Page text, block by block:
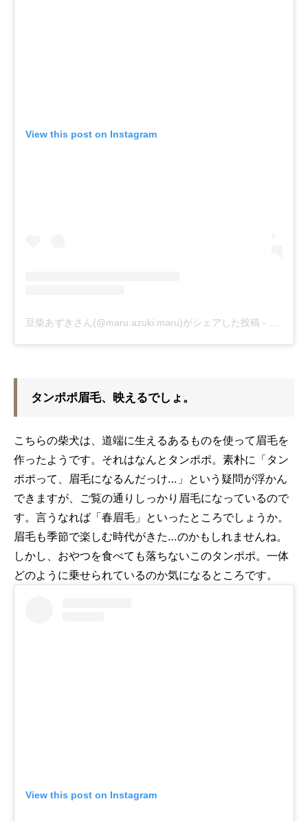
View this post on Instagram
豆柴あずきさん(@maru.azuki.maru)がシェアした投稿 - 2019年
タンポポ眉毛、映えるでしょ。
こちらの柴犬は、道端に生えるあるものを使って眉毛を
作ったようです。それはなんとタンポポ。素朴に「タン
ポポって、眉毛になるんだっけ…」という疑問が浮かん
できますが、ご覧の通りしっかり眉毛になっているので
す。言うなれば「春眉毛」といったところでしょうか。
眉毛も季節で楽しむ時代がきた…のかもしれませんね。
しかし、おやつを食べても落ちないこのタンポポ。一体
どのように乗せられているのか気になるところです。
View this post on Instagram